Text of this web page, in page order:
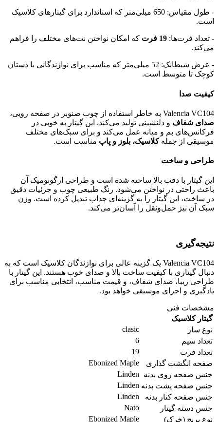
- طول مقیاس: 650 میلی‌متر که استاندارد برای گیتارهای کلاسیک
است.
- تعداد فرت‌ها: 19 فرت
که امکان نواختن نت‌های مختلف را فراهم
می‌کند.
- عرض شیطانک: 52 میلی‌متر که مناسب برای نوازندگانی با دستان
کوچک تا متوسط است.
کیفیت صدا
Valencia VC104 به خاطر استفاده از چوب صنوبر در صفحه رویی،
صدای شفاف و دلنشینی تولید می‌کند. این گیتار به خوبی در
فرکانس‌های بم و میانه عمل می‌کند و برای سبک‌های مختلف
موسیقی از جمله کلاسیک، بلوز و پاپ مناسب است.
طراحی و ساخت
این گیتار با دقت بالا ساخته شده است و طراحی ارگونومیک آن
باعث راحتی در نواختن می‌شود. رنگ طبیعی چوب و جزئیات دقیق
در ساخت، این گیتار را به گزینه‌ای جذاب تبدیل کرده است. وزن
سبک آن نیز حمل‌ونقل را آسان‌تر می‌کند.
نتیجه‌گیری
Valencia VC104 یک گزینه عالی برای نوازندگان کلاسیک است که به
دنبال گیتاری با کیفیت ساخت بالا و صدای خوب هستند. این گیتار با
طراحی زیبا، صدای شفاف، و قیمت مناسب، انتخابی مناسب برای
یادگیری و اجرای موسیقی خواهد بود.
مشخصات فنی
گیتار کلاسیک
نوع ساز
clasic
تعداد سیم
6
تعداد فرت
19
صفحه انگشت گذاری
Ebonized Maple
جنس صفحه روی بدنه
Linden
جنس صفحه پشت بدنه Linden
جنس صفحه کنار بدنه
Linden
جنس دسته گیتار
Nato
نوع بریج (خرک)
Ebonized Maple